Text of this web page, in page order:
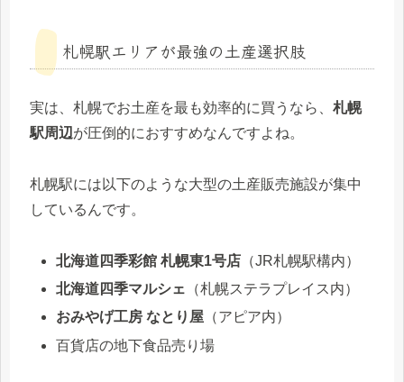
札幌駅エリアが最強の土産選択肢
実は、札幌でお土産を最も効率的に買うなら、 札幌
駅周辺が圧倒的におすすめなんですよね。
札幌駅には以下のような大型の土産販売施設が集中
しているんです。
北海道四季彩館 札幌東1号店 （JR札幌駅構内）
北海道四季マルシェ （札幌ステラプレイス内）
おみやげ工房 なとり屋 （アピア内）
百貨店の地下食品売り場